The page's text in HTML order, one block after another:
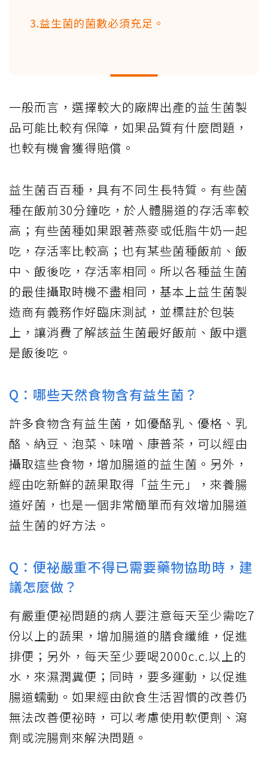
3.益生菌的菌數必須充足。
一般而言，選擇較大的廠牌出產的益生菌製
品可能比較有保障，如果品質有什麼問題，
也較有機會獲得賠償。
益生菌百百種，具有不同生長特質。有些菌
種在飯前30分鐘吃，於人體腸道的存活率較
高；有些菌種如果跟著燕麥或低脂牛奶一起
吃，存活率比較高；也有某些菌種飯前、飯
中、飯後吃，存活率相同。所以各種益生菌
的最佳攝取時機不盡相同，基本上益生菌製
造商有義務作好臨床測試，並標註於包裝
上，讓消費了解該益生菌最好飯前、飯中還
是飯後吃。
Q：哪些天然食物含有益生菌？
許多食物含有益生菌，如優酪乳、優格、乳
酪、納豆、泡菜、味噌、康普茶，可以經由
攝取這些食物，增加腸道的益生菌。另外，
經由吃新鮮的蔬果取得「益生元」，來養腸
道好菌，也是一個非常簡單而有效增加腸道
益生菌的好方法。
Q：便祕嚴重不得已需要藥物協助時，建
議怎麼做？
有嚴重便祕問題的病人要注意每天至少需吃7
份以上的蔬果，增加腸道的膳食纖維，促進
排便；另外，每天至少要喝2000c.c.以上的
水，來濕潤糞便；同時，要多運動，以促進
腸道蠕動。如果經由飲食生活習慣的改善仍
無法改善便祕時，可以考慮使用軟便劑、瀉
劑或浣腸劑來解決問題。